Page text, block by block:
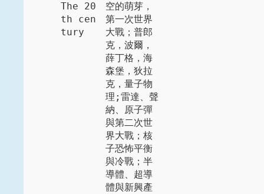
The 20
th cen
tury
空的萌芽，
第一次世界
大戰；普郎
克，波爾，
薛丁格，海
森堡，狄拉
克，量子物
理;雷達、聲
納、原子彈
與第二次世
界大戰；核
子恐怖平衡
與冷戰；半
導體、超導
體與新興產